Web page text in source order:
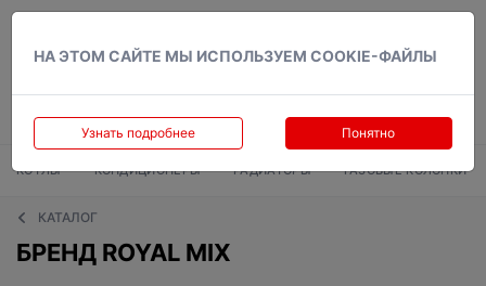
НА ЭТОМ САЙТЕ МЫ ИСПОЛЬЗУЕМ COOKIE-ФАЙЛЫ
Узнать подробнее Понятно
КОТЛЫ КОНДИЦИОНЕРЫ РАДИАТОРЫ ГАЗОВЫЕ КОЛОНКИ
КАТАЛОГ
БРЕНД ROYAL MIX